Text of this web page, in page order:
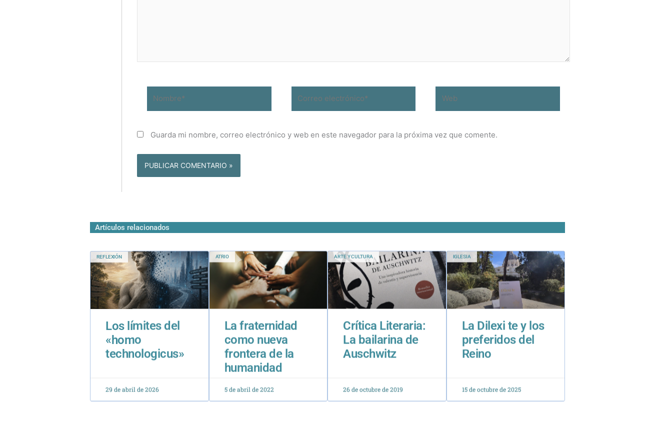
electrónico*
Guarda mi nombre, correo electrónico y web en este navegador para la próxima vez que comente.
Artículos relacionados
REFLEXIÓN
Los límites del
«homo
technologicus»
ATRIO
La fraternidad
como nueva
frontera de la
humanidad
ARTE Y CULTURA
Crítica Literaria:
La bailarina de
Auschwitz
IGLESIA
La Dilexi te y los
preferidos del
Reino